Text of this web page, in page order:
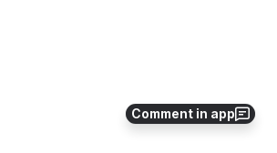
Comment in app